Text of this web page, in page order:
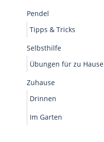
Pendel
Tipps & Tricks
Selbsthilfe
Übungen für zu Hause
Zuhause
Drinnen
Im Garten